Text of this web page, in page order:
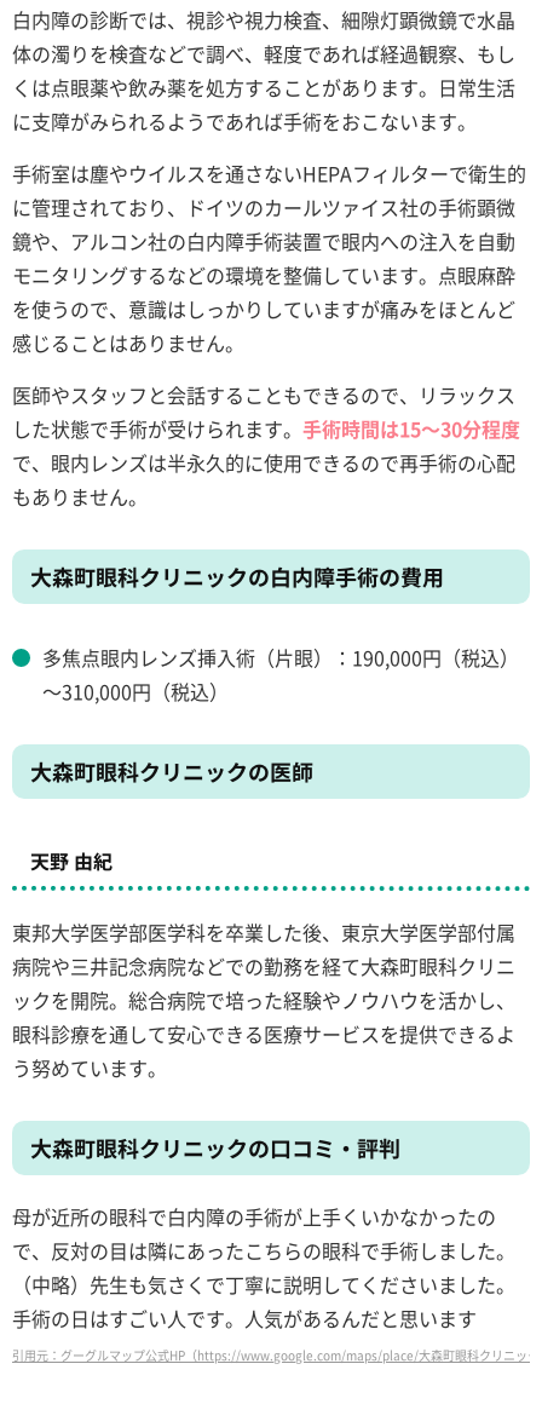
白内障の診断では、視診や視力検査、細隙灯顕微鏡で水晶
体の濁りを検査などで調べ、軽度であれば経過観察、もし
くは点眼薬や飲み薬を処方することがあります。日常生活
に支障がみられるようであれば手術をおこないます。
手術室は塵やウイルスを通さないHEPAフィルターで衛生的
に管理されており、ドイツのカールツァイス社の手術顕微
鏡や、アルコン社の白内障手術装置で眼内への注入を自動
モニタリングするなどの環境を整備しています。点眼麻酔
を使うので、意識はしっかりしていますが痛みをほとんど
感じることはありません。
医師やスタッフと会話することもできるので、リラックス
した状態で手術が受けられます。 手術時間は15～30分程度
で、眼内レンズは半永久的に使用できるので再手術の心配
もありません。
大森町眼科クリニックの白内障手術の費用
多焦点眼内レンズ挿入術（片眼）：190,000円（税込）
～310,000円（税込）
大森町眼科クリニックの医師
天野 由紀
東邦大学医学部医学科を卒業した後、東京大学医学部付属
病院や三井記念病院などでの勤務を経て大森町眼科クリニ
ックを開院。総合病院で培った経験やノウハウを活かし、
眼科診療を通して安心できる医療サービスを提供できるよ
う努めています。
大森町眼科クリニックの口コミ・評判
母が近所の眼科で白内障の手術が上手くいかなかったの
で、反対の目は隣にあったこちらの眼科で手術しました。
（中略）先生も気さくで丁寧に説明してくださいました。
手術の日はすごい人です。人気があるんだと思います
引用元：グーグルマップ公式HP（https://www.google.com/maps/place/大森町眼科クリニ